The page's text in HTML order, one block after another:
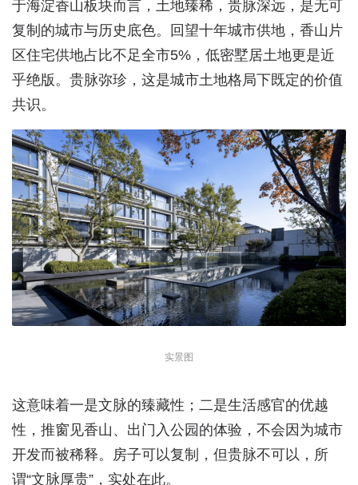
于海淀香山板块而言，土地臻稀，贵脉深远，是无可
复制的城市与历史底色。回望十年城市供地，香山片
区住宅供地占比不足全市5%，低密墅居土地更是近
乎绝版。贵脉弥珍，这是城市土地格局下既定的价值
共识。
实景图
这意味着一是文脉的臻藏性；二是生活感官的优越
性，推窗见香山、出门入公园的体验，不会因为城市
开发而被稀释。房子可以复制，但贵脉不可以，所
谓“文脉厚贵”，实处在此。